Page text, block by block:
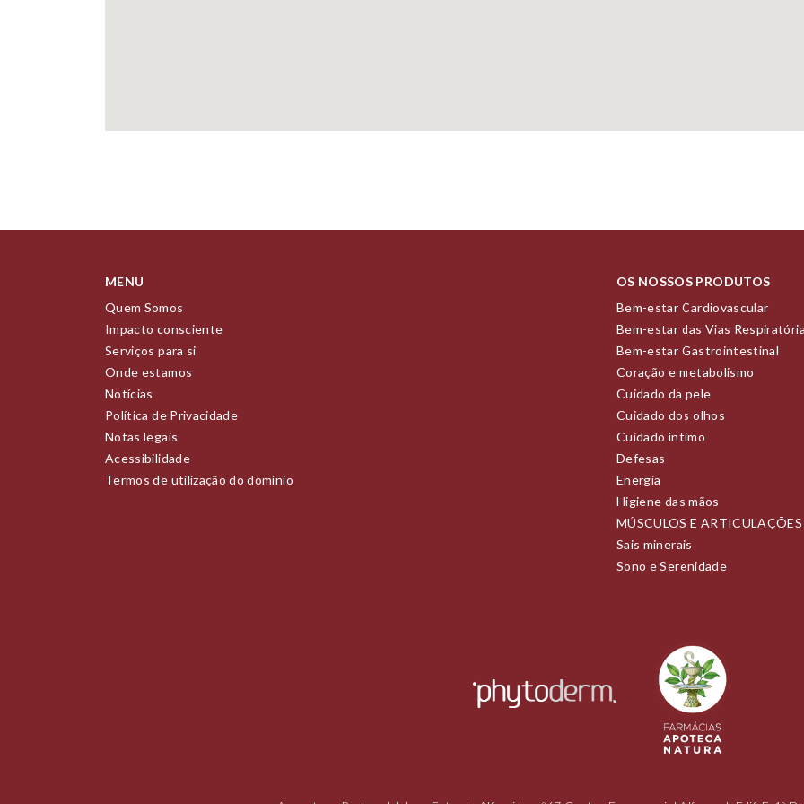
MENU
Quem Somos
Impacto consciente
Serviços para si
Onde estamos
Notícias
Política de Privacidade
Notas legais
Acessibilidade
Termos de utilização do domínio
OS NOSSOS PRODUTOS
Bem-estar Cardiovascular
Bem-estar das Vias
Bem-estar Gastrointestinal
Coração e metabolismo
Cuidado da pele
Cuidado dos olhos
Cuidado íntimo
Defesas
Energia
Higiene das mãos
MÚSCULOS E ARTICULAÇÕES
Sais minerais
Sono e Serenidade